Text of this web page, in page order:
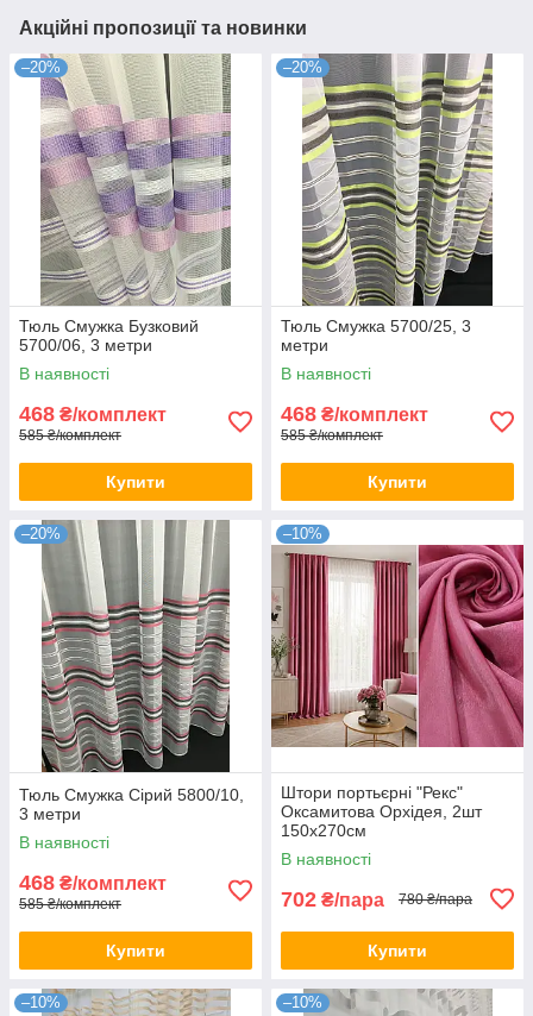
Акційні пропозиції та новинки
–20%
Тюль Смужка Бузковий
5700/06, 3 метри
В наявності
468 ₴/комплект
585 ₴/комплект
Купити
–20%
Тюль Смужка 5700/25, 3
метри
В наявності
468 ₴/комплект
585 ₴/комплект
Купити
–20%
Тюль Смужка Сірий 5800/10,
3 метри
В наявності
468 ₴/комплект
585 ₴/комплект
Купити
–10%
Штори портьєрні "Рекс"
Оксамитова Орхідея, 2шт
150х270см
В наявності
702 ₴/пара 780 ₴/пара
Купити
–10% –10%